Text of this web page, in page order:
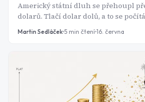
Americký státní dluh se přehoupl
dolarů. Tlačí dolar dolů, a to se
drží americké akcie nebo S&P 500
Martin Sedláček 5 min čtení 16. června